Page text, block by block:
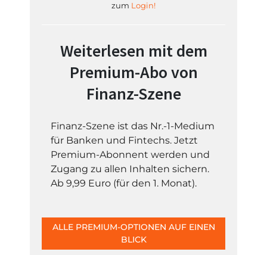
zum Login!
Weiterlesen mit dem
Premium-Abo von
Finanz-Szene
Finanz-Szene ist das Nr.-1-Medium
für Banken und Fintechs. Jetzt
Premium-Abonnent werden und
Zugang zu allen Inhalten sichern.
Ab 9,99 Euro (für den 1. Monat).
ALLE PREMIUM-OPTIONEN AUF EINEN
BLICK